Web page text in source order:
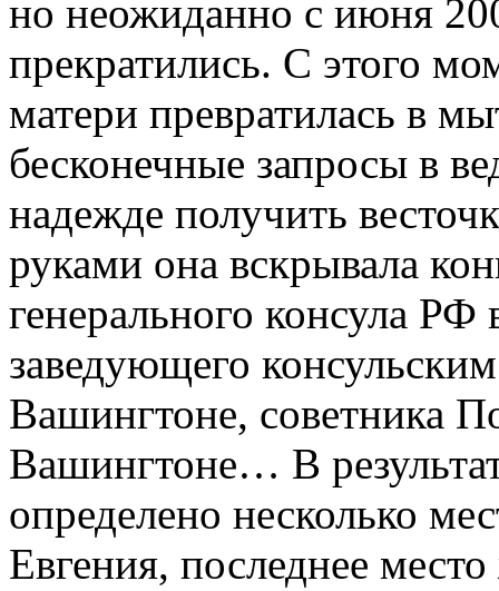
но неожиданно с июня
прекратились. С этого
матери превратилась в
бесконечные запросы в
надежде получить
руками она вскрывала
генерального консула
заведующего
Вашингтоне, советника
Вашингтоне… В
определено несколько
Евгения, последнее